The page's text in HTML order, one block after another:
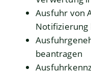
Ausfuhr von
Notifizierung
beantragen